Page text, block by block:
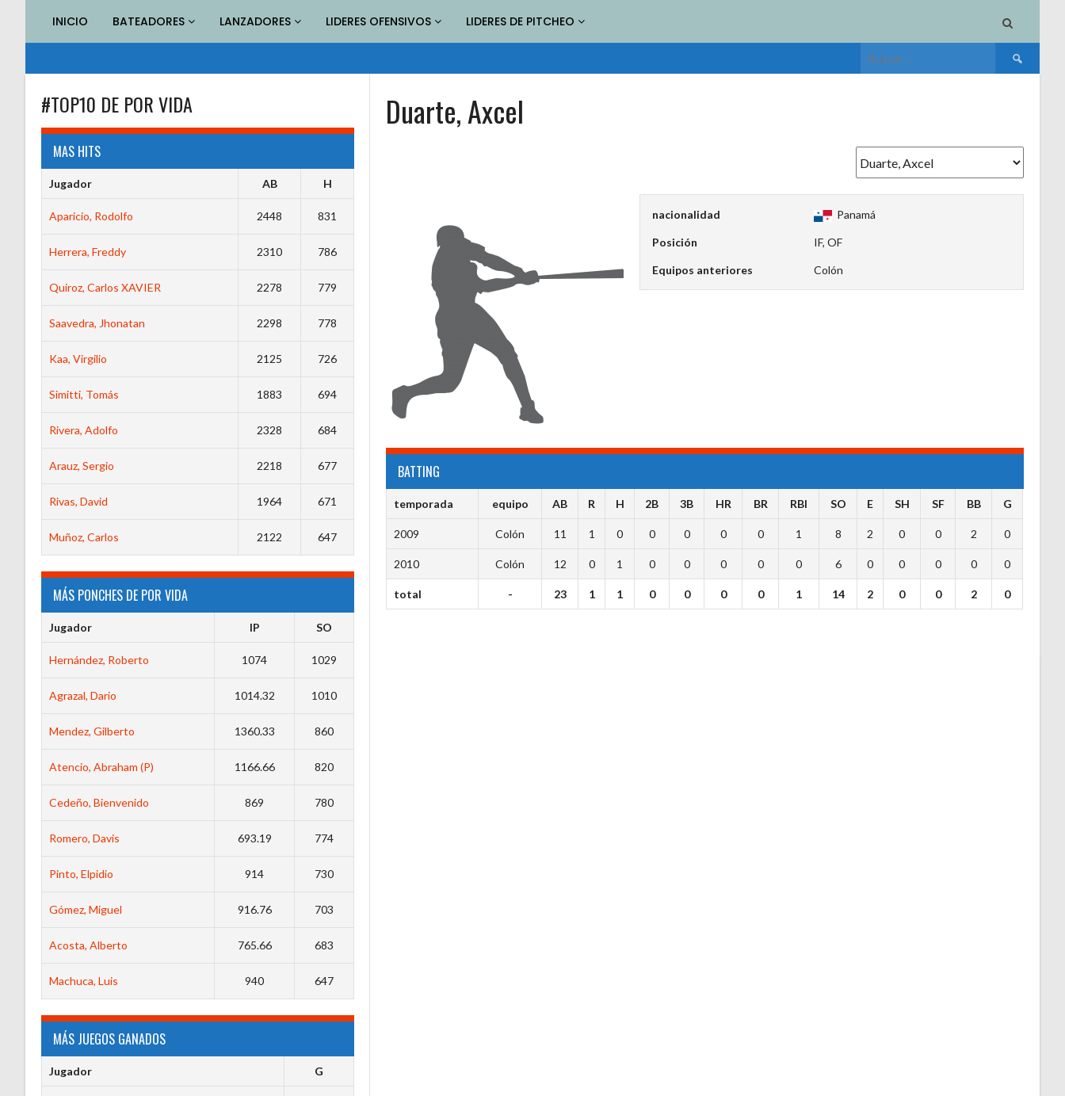
contenido
INICIO BATEADORES LANZADORES LIDERES OFENSIVOS LIDERES DE PITCHEO
Buscar:
Duarte, Axcel
nacionalidad Panamá
Posición IF, OF
Equipos anteriores Colón
BATTING
temporada equipo AB R H 2B 3B HR BR RBI SO E SH SF BB G
2009 Colón 11 1 0 0 0 0 0 1 8 2 0 0 2 0
2010 Colón 12 0 1 0 0 0 0 0 6 0 0 0 0 0
total - 23 1 1 0 0 0 0 1 14 2 0 0 2 0
#TOP10 DE POR VIDA
MAS HITS
Jugador AB H
Aparicio, Rodolfo 2448 831
Herrera, Freddy 2310 786
Quiroz, Carlos XAVIER 2278 779
Saavedra, Jhonatan 2298 778
Kaa, Virgilio 2125 726
Simitti, Tomás 1883 694
Rivera, Adolfo 2328 684
Arauz, Sergio 2218 677
Rivas, David 1964 671
Muñoz, Carlos 2122 647
MÁS PONCHES DE POR VIDA
Jugador IP SO
Hernández, Roberto 1074 1029
Agrazal, Dario 1014.32 1010
Mendez, Gilberto 1360.33 860
Atencio, Abraham (P) 1166.66 820
Cedeño, Bienvenido 869 780
Romero, Davis 693.19 774
Pinto, Elpidio 914 730
Gómez, Miguel 916.76 703
Acosta, Alberto 765.66 683
Machuca, Luis 940 647
MÁS JUEGOS GANADOS
Jugador G